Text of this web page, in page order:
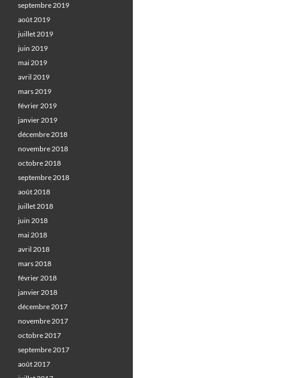
septembre 2019
août 2019
juillet 2019
juin 2019
mai 2019
avril 2019
mars 2019
février 2019
janvier 2019
décembre 2018
novembre 2018
octobre 2018
septembre 2018
août 2018
juillet 2018
juin 2018
mai 2018
avril 2018
mars 2018
février 2018
janvier 2018
décembre 2017
novembre 2017
octobre 2017
septembre 2017
août 2017